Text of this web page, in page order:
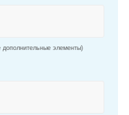
элементы)